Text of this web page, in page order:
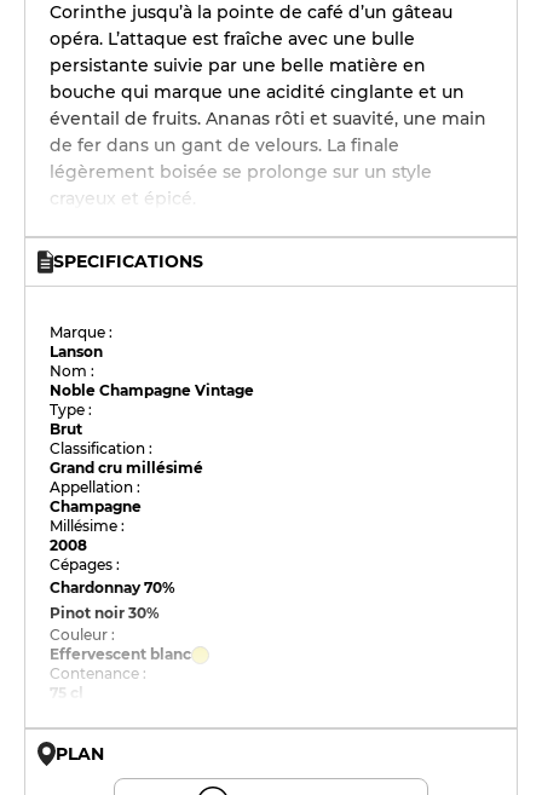
Corinthe jusqu’à la pointe de café d’un gâteau
opéra. L’attaque est fraîche avec une bulle
persistante suivie par une belle matière en
bouche qui marque une acidité cinglante et un
éventail de fruits. Ananas rôti et suavité, une main
de fer dans un gant de velours. La finale
légèrement boisée se prolonge sur un style
crayeux et épicé.
SPECIFICATIONS
Marque :
Lanson
Nom :
Noble Champagne Vintage
Type :
Brut
Classification :
Grand cru millésimé
Appellation :
Champagne
Millésime :
2008
Cépages :
Chardonnay70%
Pinot noir30%
Couleur :
Effervescent blanc
Contenance :
75 cl
PLAN